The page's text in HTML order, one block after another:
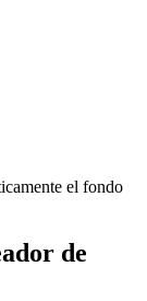
el fondo
de